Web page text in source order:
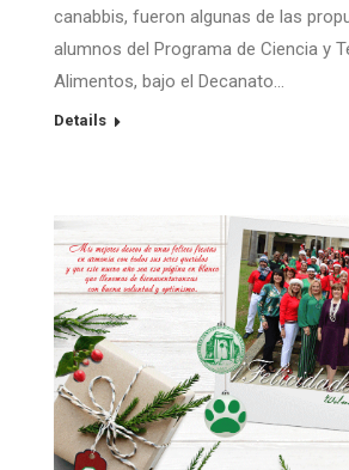
canabbis, fueron algunas de las
alumnos del Programa de Ciencia y
Alimentos, bajo el Decanato…
Details